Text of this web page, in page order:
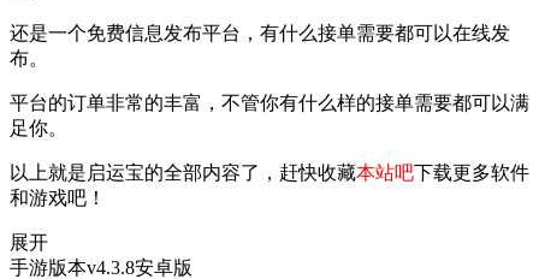
还是一个免费信息发布平台，有什么接单需要都可以在线发
布。
平台的订单非常的丰富，不管你有什么样的接单需要都可以满
足你。
以上就是启运宝的全部内容了，赶快收藏本站吧下载更多软件
和游戏吧！
展开
手游版本v4.3.8安卓版